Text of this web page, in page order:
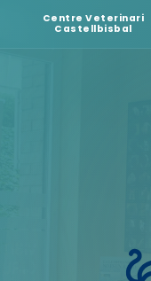
Centre Veterinari
Castellbisbal